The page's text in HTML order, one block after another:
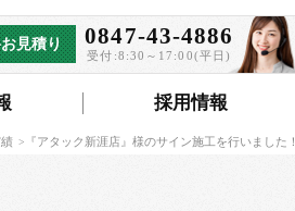
採用情報
0847-43-4886
受付:8:30～17:00(平日)
見積り
『アタック新涯店』様のサイン施工を行いました！